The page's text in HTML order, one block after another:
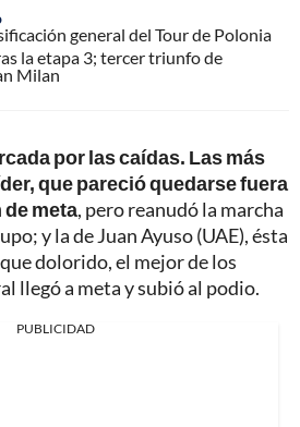
general del Tour de Polonia
la etapa 3; tercer triunfo de
Milan
por las caídas. Las más
que pareció quedarse fuera
de meta, pero reanudó la marcha
y la de Juan Ayuso (UAE), ésta
dolorido, el mejor de los
llegó a meta y subió al podio.
PUBLICIDAD